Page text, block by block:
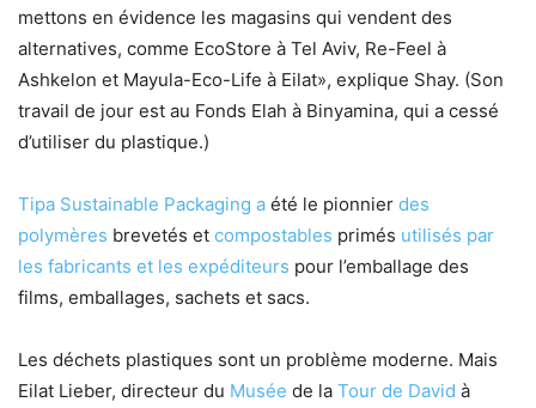
mettons en évidence les magasins qui vendent des
alternatives, comme EcoStore à Tel Aviv, Re-Feel à
Ashkelon et Mayula-Eco-Life à Eilat», explique Shay. (Son
travail de jour est au Fonds Elah à Binyamina, qui a cessé
d’utiliser du plastique.)
Tipa Sustainable Packaging a été le pionnier des
polymères brevetés et compostables primés utilisés par
les fabricants et les expéditeurs pour l’emballage des
films, emballages, sachets et sacs.
Les déchets plastiques sont un problème moderne. Mais
Eilat Lieber, directeur du Musée de la Tour de David à